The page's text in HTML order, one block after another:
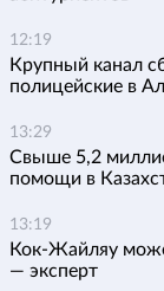
12:19
Крупный канал
полицейские в
13:29
Свыше 5,2
помощи в
13:19
Кок-Жайляу
— эксперт